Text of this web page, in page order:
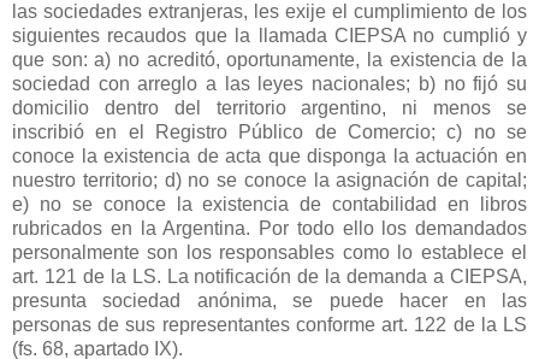
las sociedades extranjeras, les exije el cumplimiento de los
siguientes recaudos que la llamada CIEPSA no cumplió y
que son: a) no acreditó, oportunamente, la existencia de la
sociedad con arreglo a las leyes nacionales; b) no fijó su
domicilio dentro del territorio argentino, ni menos se
inscribió en el Registro Público de Comercio; c) no se
conoce la existencia de acta que disponga la actuación en
nuestro territorio; d) no se conoce la asignación de capital;
e) no se conoce la existencia de contabilidad en libros
rubricados en
la Argentina. Por todo ello los demandados
personalmente son los responsables como lo establece el
art. 121 de la LS. La notificación de la demanda a CIEPSA,
presunta sociedad anónima, se puede hacer en las
personas de sus representantes conforme art. 122 de la LS
(fs. 68, apartado IX).